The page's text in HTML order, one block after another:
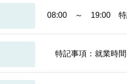
08:00 ～ 19:00 特記
特記事項：就業時間